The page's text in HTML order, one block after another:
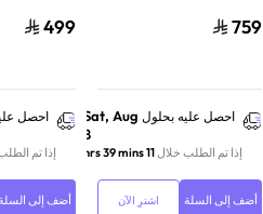
759
احصل عليه بحلول Sat, Aug
8
إذا تم الطلب خلال11 hrs 39 mins
أضف إلى السلة اشترِ الآن
499
احصل
إذا تم
أضف إلى